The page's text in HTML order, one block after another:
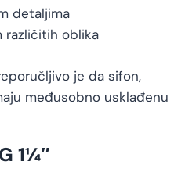
detaljima
različitih oblika
je da sifon,
međusobno usklađenu
1¼″